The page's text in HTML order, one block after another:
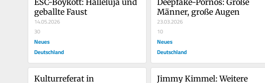
geballte Faust
14.05.2026
30
Neues
Deutschland
Männer, große Augen
23.03.2026
10
Neues
Deutschland
Kulturreferat in
Jimmy Kimmel: Weitere